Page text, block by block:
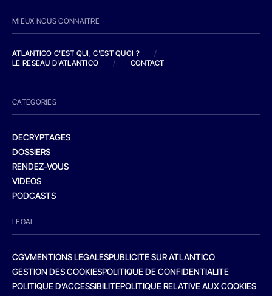
MIEUX NOUS CONNAITRE
ATLANTICO C'EST QUI, C'EST QUOI ?
/
LE RESEAU D'ATLANTICO
/ CONTACT
CATEGORIES
DECRYPTAGES
DOSSIERS
RENDEZ-VOUS
VIDEOS
PODCASTS
LEGAL
CGVMENTIONS LEGALESPUBLICITE SUR ATLANTICO
GESTION DES COOKIESPOLITIQUE DE CONFIDENTIALITE
POLITIQUE D’ACCESSIBILITEPOLITIQUE RELATIVE AUX COOKIES